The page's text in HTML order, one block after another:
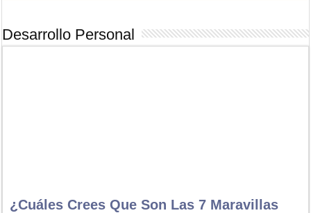
Desarrollo Personal
¿Cuáles Crees Que Son Las 7 Maravillas